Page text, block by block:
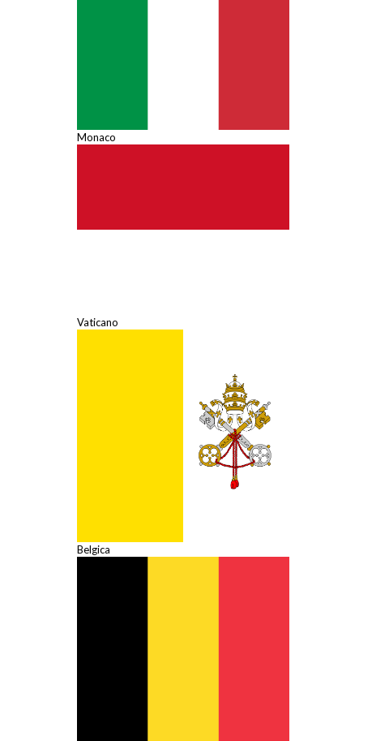
Monaco
Vaticano
Belgica